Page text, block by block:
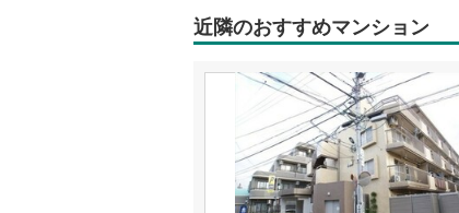
近隣のおすすめマンション